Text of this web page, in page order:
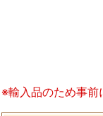
※輸入品のため事前